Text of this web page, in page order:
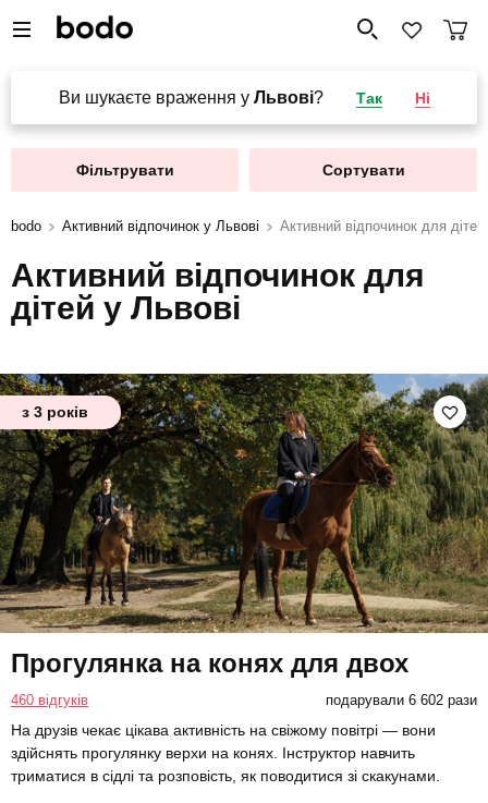
Ви шукаєте враження у Львові? Так Ні
Фільтрувати Сортувати
bodo Активний відпочинок у Львові Активний відпочинок для
Активний відпочинок для
дітей у Львові
з 3 років
Прогулянка на конях для двох
460 відгуків подарували 6 602 рази
На друзів чекає цікава активність на свіжому повітрі — вони
здійснять прогулянку верхи на конях. Інструктор навчить
триматися в сідлі та розповість, як поводитися зі скакунами.